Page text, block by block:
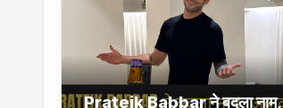
Prateik Babbar ने बदला नाम,